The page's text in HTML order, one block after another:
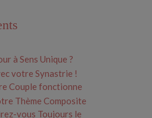
à Sens Unique ?
votre Synastrie !
Couple fonctionne
Thème Composite
vous Toujours le